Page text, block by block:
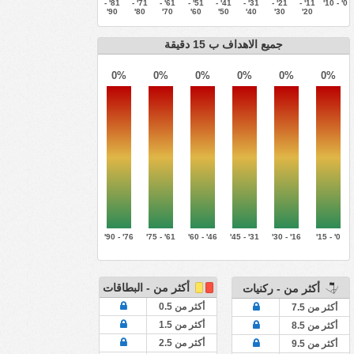
81' -
90'
71' -
80'
61' -
70'
51' -
60'
41' -
50'
31' -
40'
21' -
30'
11' -
20'
0' - 10'
جميع الاهداف ب 15 دقيقة
0% 0% 0% 0% 0% 0%
76' - 90' 61' - 75' 46' - 60' 31' - 45' 16' - 30' 0' - 15'
أكثر من - ركنيات
أكثر من 7.5
أكثر من 8.5
أكثر من 9.5
أكثر من - البطاقات
أكثر من 0.5
أكثر من 1.5
أكثر من 2.5